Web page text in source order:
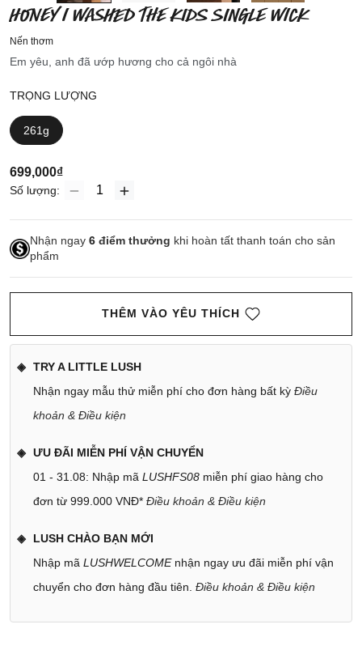
HONEY I WASHED THE KIDS SINGLE WICK
Nến thơm
Em yêu, anh đã ướp hương cho cả ngôi nhà
TRỌNG LƯỢNG
261g
699,000₫
Số lượng:
Nhận ngay 6 điểm thưởng khi hoàn tất thanh toán cho sản
phẩm
THÊM VÀO YÊU THÍCH
TRY A LITTLE LUSH
Nhận ngay mẫu thử miễn phí cho đơn hàng bất kỳ Điều
khoản & Điều kiện
ƯU ĐÃI MIỄN PHÍ VẬN CHUYỂN
01 - 31.08: Nhập mã LUSHFS08 miễn phí giao hàng cho
đơn từ 999.000 VNĐ* Điều khoản & Điều kiện
LUSH CHÀO BẠN MỚI
Nhập mã LUSHWELCOMEnhận ngay ưu đãi miễn phí vận
chuyển cho đơn hàng đầu tiên. Điều khoản & Điều kiện